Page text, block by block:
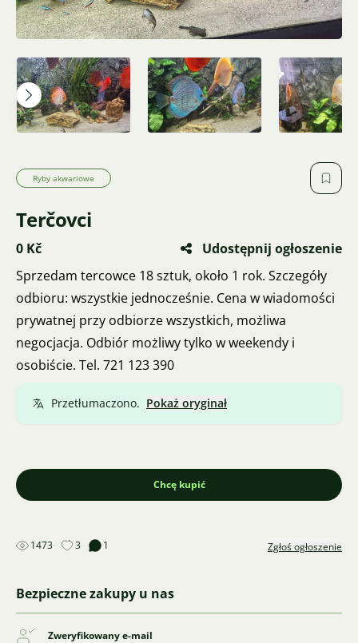
Ryby akwariowe
Terčovci
0 Kč
Udostępnij ogłoszenie
Sprzedam tercowce 18 sztuk, około 1 rok. Szczegóły
odbioru: wszystkie jednocześnie. Cena w wiadomości
prywatnej przy odbiorze wszystkich, możliwa
negocjacja. Odbiór możliwy tylko w weekendy i
osobiście. Tel. 721 123 390
Przetłumaczono. Pokaż oryginał
Chcę kupić
1473 3 1 Zgłoś ogłoszenie
Bezpieczne zakupy u nas
Zweryfikowany e-mail